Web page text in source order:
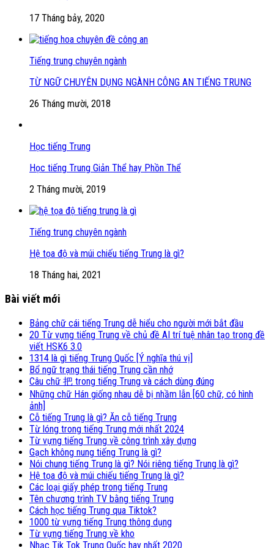
17 Tháng bảy, 2020
Tiếng trung chuyên ngành
TỪ NGỮ CHUYÊN DỤNG NGÀNH CÔNG AN TIẾNG TRUNG
26 Tháng mười, 2018
Học tiếng Trung
Học tiếng Trung Giản Thể hay Phồn Thể
2 Tháng mười, 2019
Tiếng trung chuyên ngành
Hệ tọa độ và múi chiếu tiếng Trung là gì?
18 Tháng hai, 2021
Bài viết mới
Bảng chữ cái tiếng Trung dễ hiểu cho người mới bắt đầu
20 Từ vựng tiếng Trung về chủ đề AI trí tuệ nhân tạo trong đề
viết HSK6 3.0
1314 là gì tiếng Trung Quốc [Ý nghĩa thú vị]
Bổ ngữ trạng thái tiếng Trung cần nhớ
Câu chữ 把 trong tiếng Trung và cách dùng đúng
Những chữ Hán giống nhau dễ bị nhầm lẫn [60 chữ, có hình
ảnh]
Cỗ tiếng Trung là gì? Ăn cỗ tiếng Trung
Từ lóng trong tiếng Trung mới nhất 2024
Từ vựng tiếng Trung về công trình xây dựng
Gạch không nung tiếng Trung là gì?
Nói chung tiếng Trung là gì? Nói riêng tiếng Trung là gì?
Hệ tọa độ và múi chiếu tiếng Trung là gì?
Các loại giấy phép trong tiếng Trung
Tên chương trình TV bằng tiếng Trung
Cách học tiếng Trung qua Tiktok?
1000 từ vựng tiếng Trung thông dụng
Từ vựng tiếng Trung về kho
Nhạc Tik Tok Trung Quốc hay nhất 2020